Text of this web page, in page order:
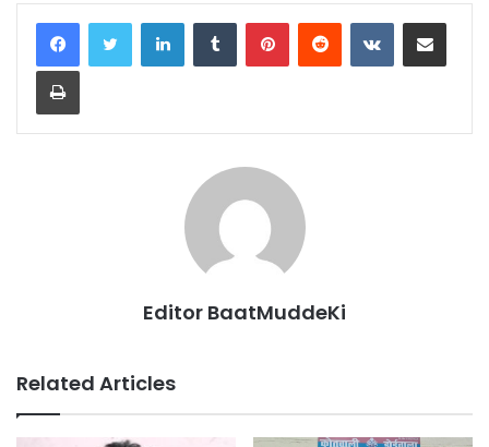
LinkedInTumblr PinterestReddit VKontakteShare via Email
Print
Editor BaatMuddeKi
Related Articles